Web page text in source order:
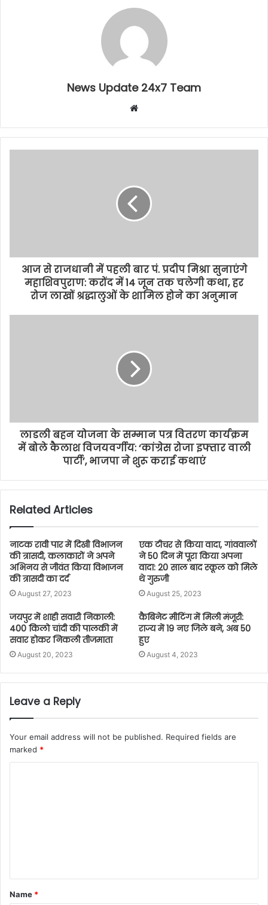
News Update 24x7 Team
Website
आज से राजधानी में पहली बार पं. प्रदीप मिश्रा सुनाएंगे
महाशिवपुराण: करोंद में 14 जून तक चलेगी कथा, हर
रोज लाखों श्रद्धालुओं के शामिल होने का अनुमान
लाडली बहन योजना के सम्मान पत्र वितरण कार्यक्रम
में बोले कैलाश विजयवर्गीय: ‘कांग्रेस रोजा इफ्तार वाली
पार्टी’, भाजपा ने शुरू कराई कथाएं
Related Articles
नाटक रावी पार में दिखी विभाजन
की त्रासदी, कलाकारों ने अपने
अभिनय से जीवंत किया विभाजन
की त्रासदी का दर्द
August 27, 2023
एक टीचर से किया वादा, गांववालों
ने 50 दिन में पूरा किया अपना
वादा: 20 साल बाद स्कूल को मिले
थे गुरुजी
August 25, 2023
जयपुर में शाही सवारी निकाली:
400 किलो चांदी की पालकी में
सवार होकर निकली तीजमाता
August 20, 2023
कैबिनेट मीटिंग में मिली मंजूरी:
राज्य में 19 नए जिले बने, अब 50
हुए
August 4, 2023
Leave a Reply
Your email address will not be published. Required fields are
marked *
t
*
Name *